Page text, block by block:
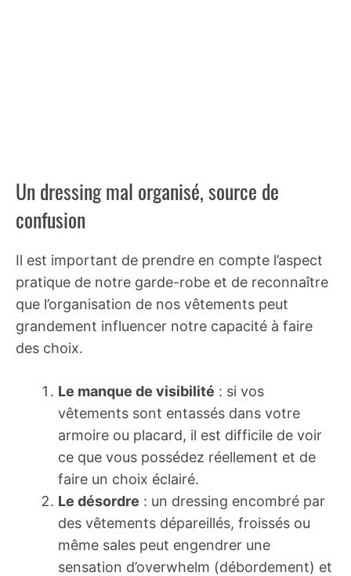
Un dressing mal organisé, source de
confusion
Il est important de prendre en compte l’aspect
pratique de notre garde-robe et de reconnaître
que l’organisation de nos vêtements peut
grandement influencer notre capacité à faire
des choix.
Le manque de visibilité : si vos
vêtements sont entassés dans votre
armoire ou placard, il est difficile de voir
ce que vous possédez réellement et de
faire un choix éclairé.
Le désordre : un dressing encombré par
des vêtements dépareillés, froissés ou
même sales peut engendrer une
sensation d’overwhelm (débordement) et